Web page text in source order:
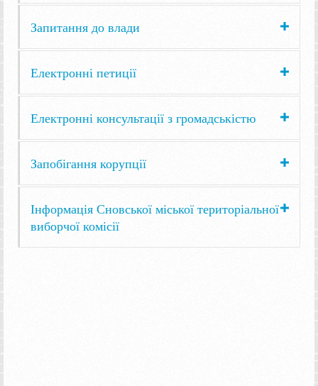
Запитання до влади
Електронні петиції
Електронні консультації з громадськістю
Запобігання корупції
Інформація Сновської міської територіальної
виборчої комісії